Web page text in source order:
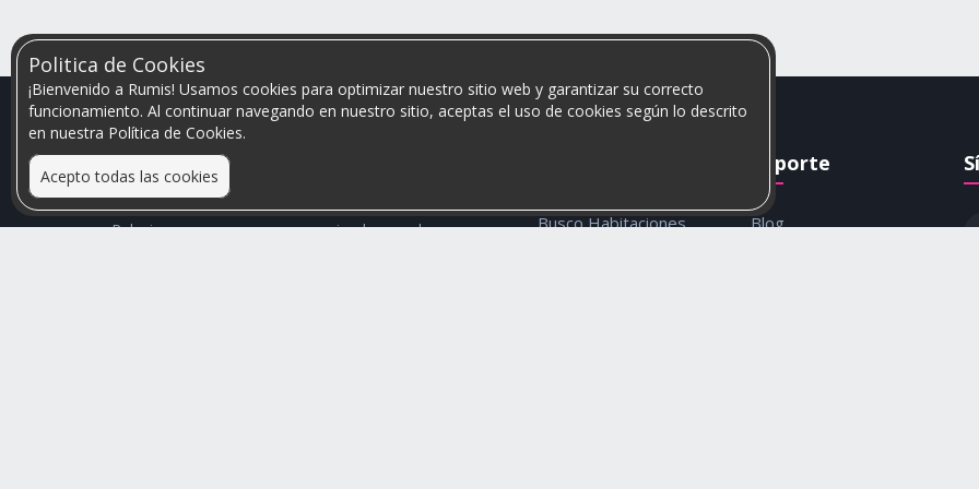
Politica de Cookies
¡Bienvenido a Rumis! Usamos cookies para optimizar nuestro sitio web y garantizar su correcto
funcionamiento. Al continuar navegando en nuestro sitio, aceptas el uso de cookies según lo descrito
en nuestra Política de Cookies.
Acepto todas las cookies
Relacionamos personas que arriendan con las que
Busco Habitaciones
Soporte
Blog